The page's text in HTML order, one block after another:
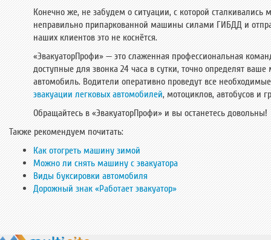
Конечно же, не забудем о ситуации, с которой
неправильно припаркованной машины силами ГИБДД и
наших клиентов это не коснётся.
«ЭвакуаторПрофи» — это слаженная профессиональная
доступные для звонка 24 часа в сутки, точно определят
автомобиль. Водители оперативно проведут все
эвакуации легковых автомобилей, мотоциклов, автобусов и
Обращайтесь в «ЭвакуаторПрофи» и вы останетесь довольны!
Также рекомендуем почитать:
Как отогреть машину зимой
Можно ли снять машину с эвакуатора
Виды буксировки автомобиля
Дорожный знак «Работает эвакуатор»